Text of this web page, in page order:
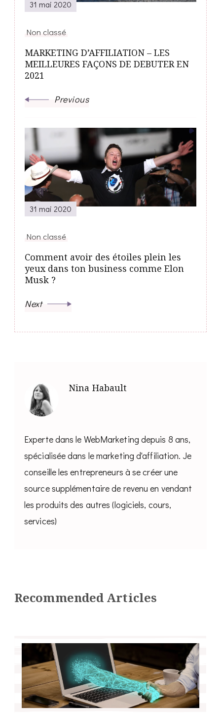
31 mai 2020
Non classé
MARKETING D’AFFILIATION – LES
MEILLEURES FAÇONS DE DEBUTER EN
2021
Previous
31 mai 2020
Non classé
Comment avoir des étoiles plein les
yeux dans ton business comme Elon
Musk ?
Next
Nina Habault
Experte dans le WebMarketing depuis 8 ans,
spécialisée dans le marketing d'affiliation. Je
conseille les entrepreneurs à se créer une
source supplémentaire de revenu en vendant
les produits des autres (logiciels, cours,
services)
Recommended Articles